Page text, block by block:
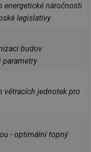
energetické náročnosti
legislativy
budov
větracích jednotek pro
- optimální topný